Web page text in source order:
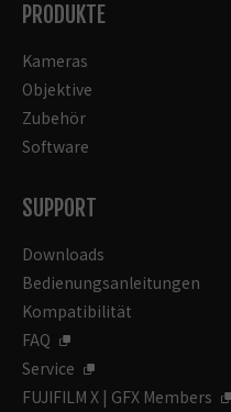
PRODUKTE
Kameras
Objektive
Zubehör
Software
SUPPORT
Downloads
Bedienungsanleitungen
Kompatibilität
FAQ
Service
FUJIFILM X | GFX Members